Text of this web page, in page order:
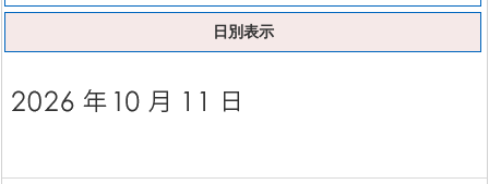
日別表示